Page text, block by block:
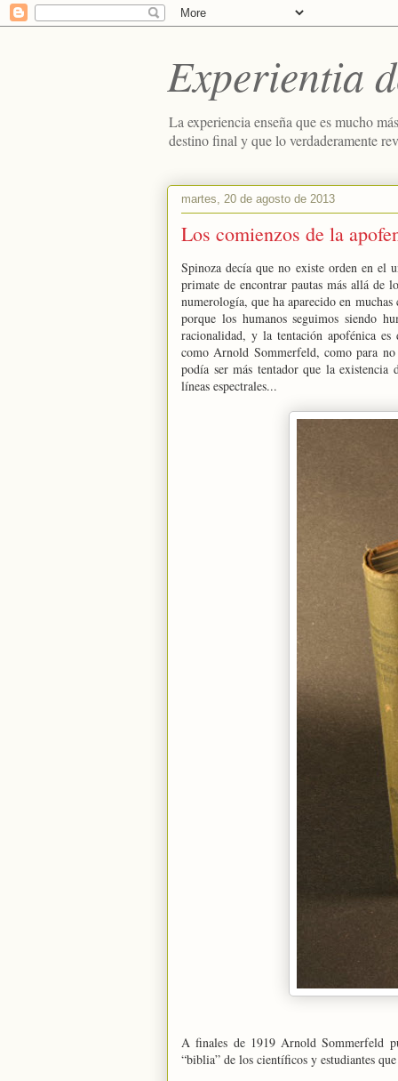
Experientia
La experiencia enseña que es mucho
destino final y que lo verdaderamente
martes, 20 de agosto de 2013
Los comienzos de la
Spinoza decía que no existe orden en el
primate de encontrar pautas más allá de
numerología, que ha aparecido en
porque los humanos seguimos siendo
racionalidad, y la tentación apofénica es
como Arnold Sommerfeld, como para
podía ser más tentador que la
líneas espectrales...
A finales de 1919 Arnold Sommerfeld
“biblia” de los científicos y estudiantes